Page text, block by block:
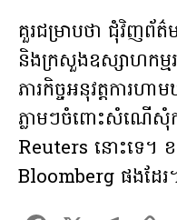
គួរជម្រាបថា ជុំវិញព័ត៌
និងក្រសួងឧស្សាហក
ភារកិច្ចអនុវត្តការហ
ភ្លាមៗចំពោះសំណើសុំក
Reuters នោះទេ។
Bloomberg ផងដែរ